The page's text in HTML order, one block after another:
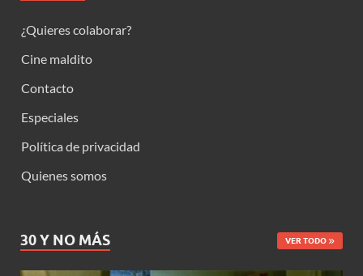
¿Quieres colaborar?
Cine maldito
Contacto
Especiales
Política de privacidad
Quienes somos
30 Y NO MÁS VER TODO